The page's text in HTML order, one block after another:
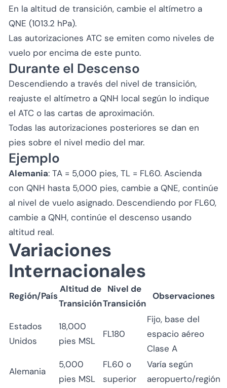
En la altitud de transición, cambie el altímetro a
QNE (1013.2 hPa).
Las autorizaciones ATC se emiten como niveles de
vuelo por encima de este punto.
Durante el Descenso
Descendiendo a través del nivel de transición,
reajuste el altímetro a QNH local según lo indique
el ATC o las cartas de aproximación.
Todas las autorizaciones posteriores se dan en
pies sobre el nivel medio del mar.
Ejemplo
Alemania: TA = 5,000 pies, TL = FL60. Ascienda
con QNH hasta 5,000 pies, cambie a QNE, continúe
al nivel de vuelo asignado. Descendiendo por FL60,
cambie a QNH, continúe el descenso usando
altitud real.
Variaciones
Internacionales
Región/País
Altitud de
Transición
Nivel de
Transición
Observaciones
Estados
Unidos
18,000
pies MSL
FL180
Fijo, base del
espacio aéreo
Clase A
Alemania
5,000
pies MSL
FL60 o
superior
Varía según
aeropuerto/región